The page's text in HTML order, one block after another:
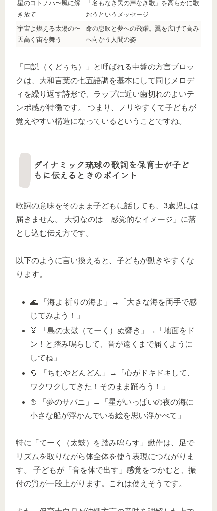
星のコトノハ〜風に解
き放て
「名もなき民の声なき歌」を高らかに歌
おうというメッセージ
宇宙よ燃える太陽の〜
天高く宙を舞う
命の息吹と夢への飛躍。翼を広げて高み
へ向かう人間の姿
「口説（くどぅち）」と呼ばれる中盤の方言ブロッ
クは、大和言葉の七五語調を基本にして同じメロデ
ィを繰り返す詩形で、ラップに近い歯切れのよいテ
ンポ感が特徴です。 つまり、ノリやすくて子どもが
覚えやすい構造になっているということですね。
ダイナミック琉球の歌詞を保育士が子ど
もに伝えるときのポイント
歌詞の意味をそのまま子どもに話しても、3歳児には
届きません。 大切なのは「感覚的なイメージ」に落
とし込む伝え方です。
以下のように言い換えると、子どもが動きやすくな
ります。
🌊 「海よ 祈りの海よ」→「大きな海を両手で感
じてみよう！」
🥁 「島の太鼓（てーく）ぬ響き」→「地面をド
ン！と踏み鳴らして、音が遠くまで届くように
してね」
💪 「ちむやどんどん」→「心がドキドキして、
ワクワクしてきた！そのまま踊ろう！」
⛵ 「夢のサバニ」→「星がいっぱいの夜の海に
小さな船が浮かんでいる絵を思い浮かべて」
特に「てーく（太鼓）を踏み鳴らす」動作は、足で
リズムを取りながら体全体を使う表現につながりま
す。 子どもが「音を体で出す」感覚をつかむと、振
付の質が一段上がります。これは使えそうです。